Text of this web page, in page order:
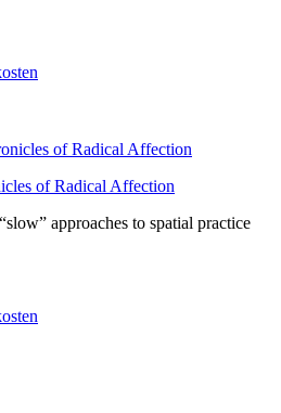
of Radical Affection
approaches to spatial practice